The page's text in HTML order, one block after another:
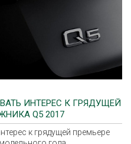
ИНТЕРЕС К ГРЯДУЩЕЙ
Q5 2017
к грядущей премьере